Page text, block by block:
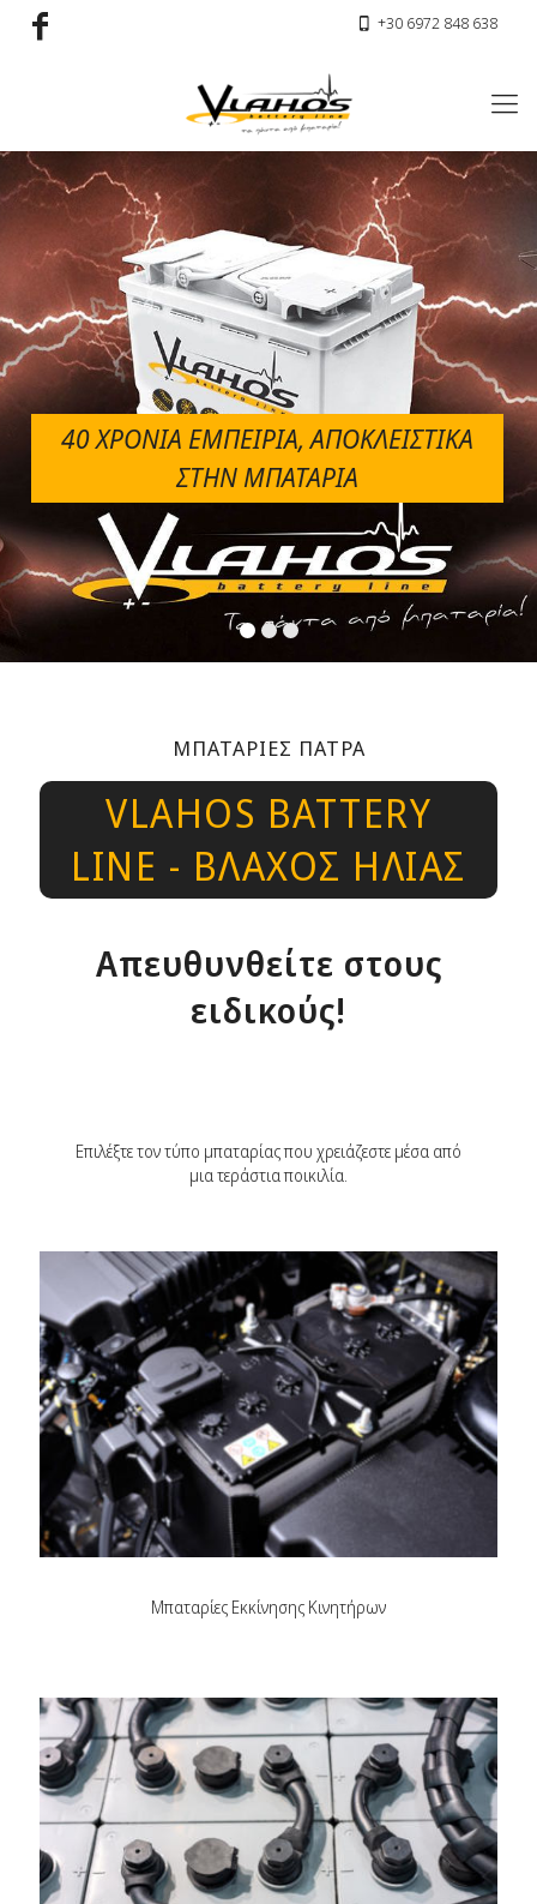
+30 6972 848 638
40 ΧΡΟΝΙΑ ΕΜΠΕΙΡΙΑ, ΑΠΟΚΛΕΙΣΤΙΚΑ
ΣΤΗΝ ΜΠΑΤΑΡΙΑ
ΜΠΑΤΑΡΙΕΣ ΠΑΤΡΑ
VLAHOS BATTERY
LINE - ΒΛΑΧΟΣ ΗΛΙΑΣ
Απευθυνθείτε στους
ειδικούς!
Επιλέξτε τον τύπο μπαταρίας που χρειάζεστε μέσα από
μια τεράστια ποικιλία.
Μπαταρίες Εκκίνησης Κινητήρων